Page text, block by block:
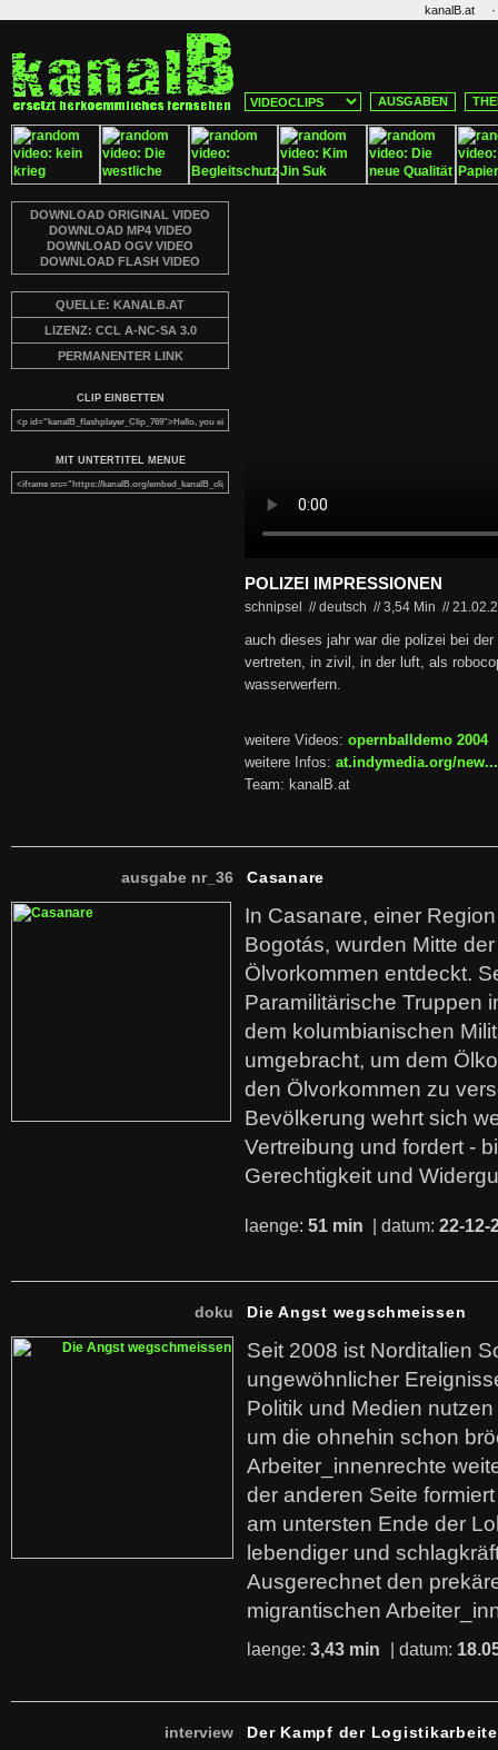
kanalB.at ·
AUSGABEN
DOWNLOAD ORIGINAL VIDEO
DOWNLOAD MP4 VIDEO
DOWNLOAD OGV VIDEO
DOWNLOAD FLASH VIDEO
QUELLE: KANALB.AT
LIZENZ: CCL A-NC-SA 3.0
PERMANENTER LINK
CLIP EINBETTEN
MIT UNTERTITEL MENUE
POLIZEI IMPRESSIONEN
schnipsel // deutsch //3,54 Min //
auch dieses jahr war die polizei bei
vertreten, in zivil, in der luft, als
wasserwerfern.
weitere Videos: opernballdemo 2004
weitere Infos: at.indymedia.org/
Team: kanalB.at
ausgabe nr_36 Casanare
In Casanare, einer
Bogotás, wurden Mitte
Ölvorkommen entdeckt.
Paramilitärische Truppen
dem kolumbianischen
umgebracht, um dem
den Ölvorkommen zu
Bevölkerung wehrt sich
Vertreibung und fordert -
Gerechtigkeit und
laenge: 51 min | datum: 22-12-
doku Die Angst wegschmeissen
Seit 2008 ist Norditalien
ungewöhnlicher
Politik und Medien
um die ohnehin schon
Arbeiter_innenrechte
der anderen Seite
am untersten Ende der
lebendiger und
Ausgerechnet den
migrantischen
laenge: 3,43 min | datum:
interview Der Kampf der